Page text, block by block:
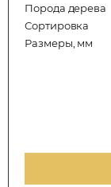
Порода дерева
Сортировка
Размеры, мм